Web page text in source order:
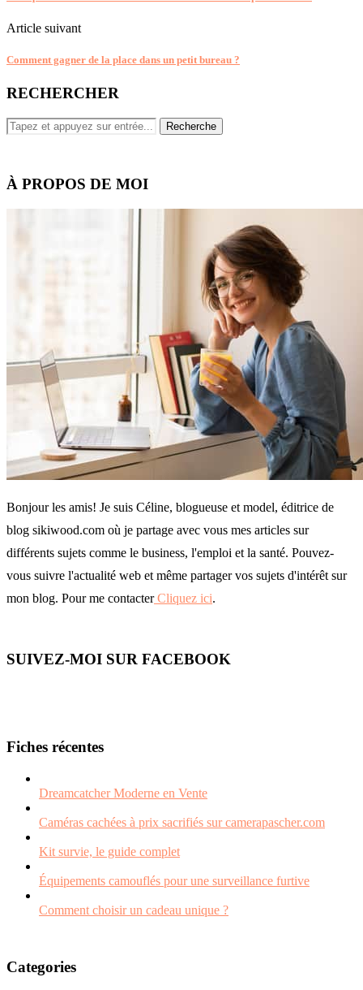
Article suivant
Comment gagner de la place dans un petit bureau ?
RECHERCHER
À PROPOS DE MOI
Bonjour les amis! Je suis Céline, blogueuse et model, éditrice de
blog sikiwood.com où je partage avec vous mes articles sur
différents sujets comme le business, l'emploi et la santé. Pouvez-
vous suivre l'actualité web et même partager vos sujets d'intérêt sur
mon blog. Pour me contacterCliquez ici.
SUIVEZ-MOI SUR FACEBOOK
Fiches récentes
Dreamcatcher Moderne en Vente
Caméras cachées à prix sacrifiés sur camerapascher.com
Kit survie, le guide complet
Équipements camouflés pour une surveillance furtive
Comment choisir un cadeau unique ?
Categories